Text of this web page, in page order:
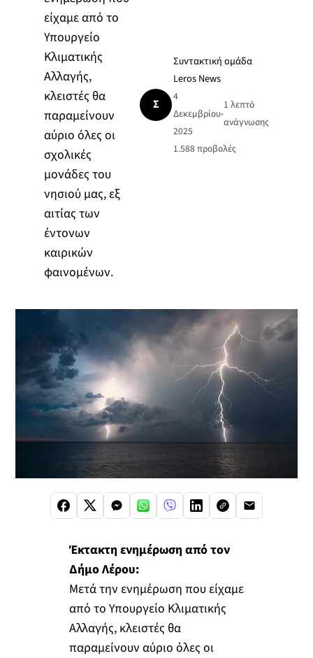
είχαμε από το
Υπουργείο
Κλιματικής
Αλλαγής,
κλειστές θα
παραμείνουν
αύριο όλες οι
σχολικές
μονάδες του
νησιού μας, εξ
αιτίας των
έντονων
καιρικών
φαινομένων.
Σ
Συντακτική ομάδα
Leros News
4
Δεκεμβρίου
2025
•
1 λεπτό
ανάγνωσης
1.588 προβολές
Έκτακτη ενημέρωση από τον
Δήμο Λέρου:
Μετά την ενημέρωση που είχαμε
από το Υπουργείο Κλιματικής
Αλλαγής, κλειστές θα
παραμείνουν αύριο όλες οι